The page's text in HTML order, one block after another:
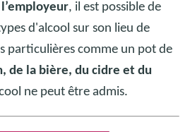
, il est possible de
d'alcool sur son lieu de
particulières comme un pot de
de la bière, du cidre et du
ne peut être admis.